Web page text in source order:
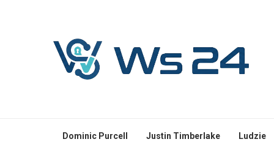
Dominic Purcell Justin Timberlake Ludzie